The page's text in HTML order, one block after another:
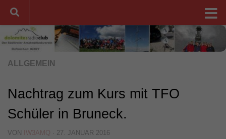
Unter dem Inhalt
ALLGEMEIN
Nachtrag zum Kurs mit TFO
Schüler in Bruneck.
VON IW3AMQ · 27. JANUAR 2016